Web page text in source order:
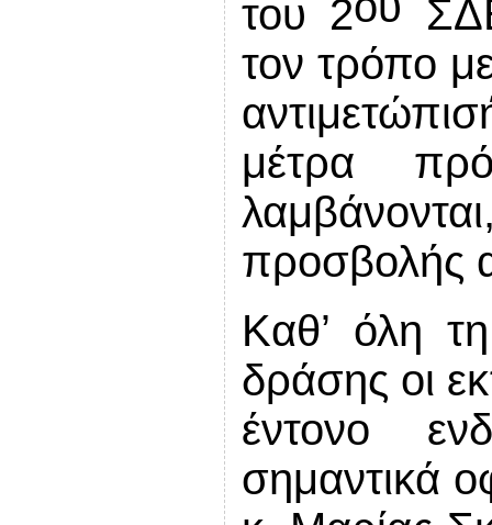
του 2
τον τρόπο
μέτρα
προσβολής
Καθ’ όλη τη
δράσης οι
έντονο
σημαντικά